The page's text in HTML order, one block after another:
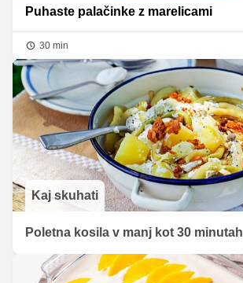
Puhaste palačinke z marelicami
30 min
Kaj skuhati
Poletna kosila v manj kot 30 minutah